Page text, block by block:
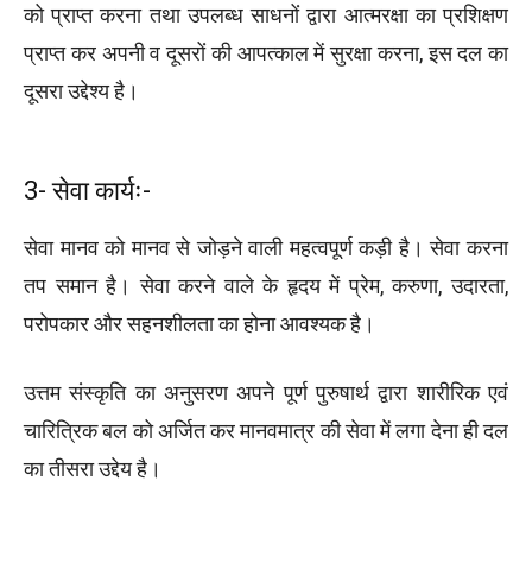
को प्राप्त करना तथा उपलब्ध साधनों द्वारा आत्मरक्षा का प्रशिक्षण
प्राप्त कर अपनी व दूसरों की आपत्काल में सुरक्षा करना, इस दल का
दूसरा उद्देश्य है।
3- सेवा कार्यः-
सेवा मानव को मानव से जोड़ने वाली महत्वपूर्ण कड़ी है। सेवा करना
तप समान है। सेवा करने वाले के हृदय में प्रेम, करुणा, उदारता,
परोपकार और सहनशीलता का होना आवश्यक है।
उत्तम संस्कृति का अनुसरण अपने पूर्ण पुरुषार्थ द्वारा शारीरिक एवं
चारित्रिक बल को अर्जित कर मानवमात्र की सेवा में लगा देना ही दल
का तीसरा उद्देय है।